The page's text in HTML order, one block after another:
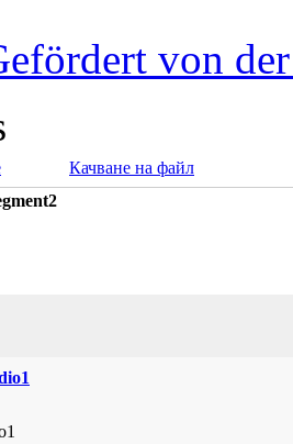
von
Качване на файл